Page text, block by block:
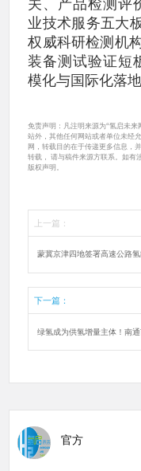
关、产品检测评
业技术服务五大
权威科研检测机
装备测试验证短
模化与国际化落地
免责声明：凡注明来源为“氢启未
站外，其他任何网站或者单位未经
网，转载目的在于传递更多信息，
转载， 请与稿件来源方联系。如有
版权声明。
上一篇：
蒙冀京津四地签署高速公路
下一篇：
绿氢成为供氢增量主体！南
官方